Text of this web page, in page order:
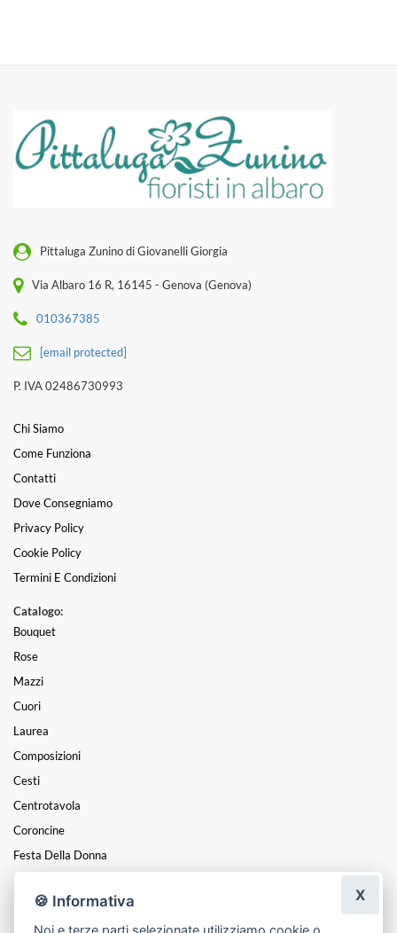
Pittaluga Zunino di Giovanelli Giorgia
Via Albaro 16 R, 16145 - Genova (Genova)
010367385
[email protected]
P. IVA 02486730993
Chi Siamo
Come Funziona
Contatti
Dove Consegniamo
Privacy Policy
Cookie Policy
Termini E Condizioni
Catalogo:
Bouquet
Rose
Mazzi
Cuori
Laurea
Composizioni
Cesti
Centrotavola
Coroncine
Festa Della Donna
Funebre
Piante
Festa Della Mamma
🍪 Informativa
Noi e terze parti selezionate utilizziamo cookie o
X